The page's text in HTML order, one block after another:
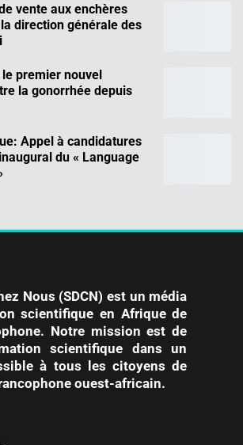
vente aux enchères
la direction générale des
premier nouvel
la gonorrhée depuis
Appel à candidatures
du « Language
Nous (SDCN) est un média
scientifique en Afrique de
Notre mission est de
scientifique dans un
à tous les citoyens de
ouest-africain.